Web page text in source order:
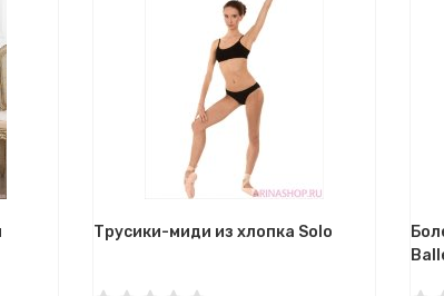
Трусики-миди из хлопка Solo